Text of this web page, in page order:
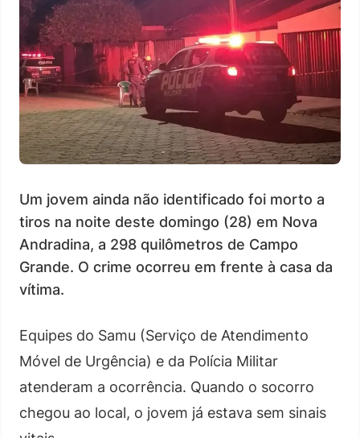
Um jovem ainda não identificado foi morto a
tiros na noite deste domingo (28) em Nova
Andradina, a 298 quilômetros de Campo
Grande. O crime ocorreu em frente à casa da
vítima.
Equipes do Samu (Serviço de Atendimento
Móvel de Urgência) e da Polícia Militar
atenderam a ocorrência. Quando o socorro
chegou ao local, o jovem já estava sem sinais